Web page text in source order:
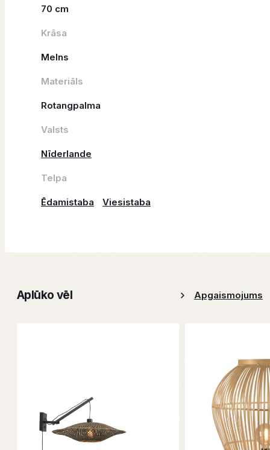
70 cm
Krāsa
Melns
Materiāls
Rotangpalma
Valsts
Nīderlande
Telpa
Ēdamistaba Viesistaba
Aplūko vēl Apgaismojums